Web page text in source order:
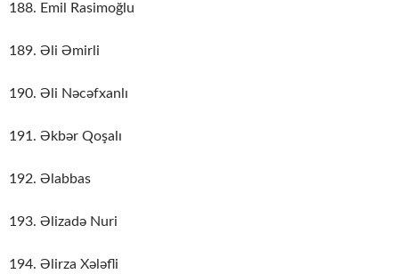
188. Emil Rasimoğlu
189. Əli Əmirli
190. Əli Nəcəfxanlı
191. Əkbər Qoşalı
192. Əlabbas
193. Əlizadə Nuri
194. Əlirza Xələfli